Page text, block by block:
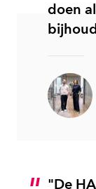
doen
"De